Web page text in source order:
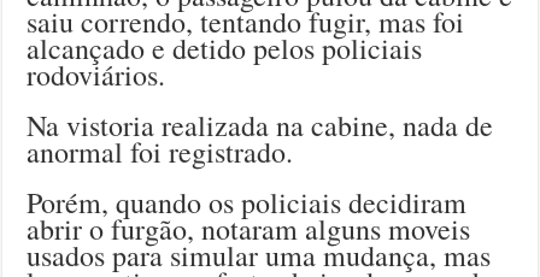
saiu correndo, tentando fugir, mas foi
alcançado e detido pelos policiais
rodoviários.
Na vistoria realizada na cabine, nada de
anormal foi registrado.
Porém, quando os policiais decidiram
abrir o furgão, notaram alguns moveis
usados para simular uma mudança, mas